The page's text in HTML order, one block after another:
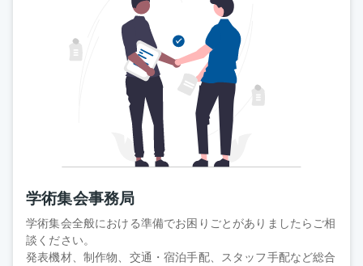
学術集会事務局
学術集会全般における準備でお困りごとがありましたらご相
談ください。
発表機材、制作物、交通・宿泊手配、スタッフ手配など総合